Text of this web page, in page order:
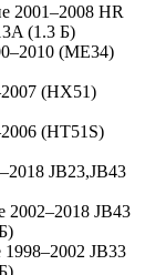
2001–2008 HR
(1.3 Б)
(ME34)
(HX51)
(HT51S)
JB23,JB43
2002–2018 JB43
JB33